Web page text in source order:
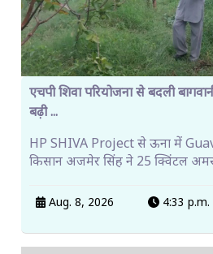
एचपी शिवा परियोजना से बदली
बढ़ी ...
HP SHIVA Project से ऊना में
किसान अजमेर सिंह ने 25 क्विंटल
Aug. 8, 2026 4:33 p.m.